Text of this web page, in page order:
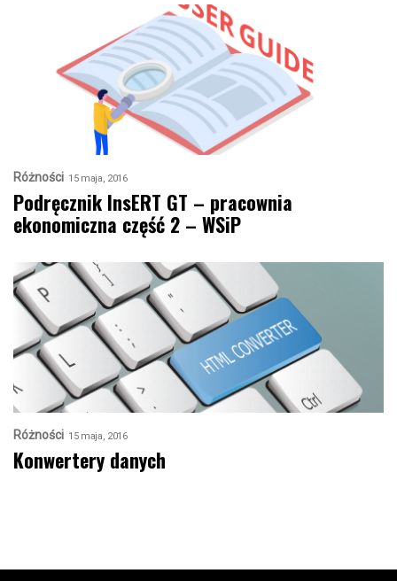
Różności 15 maja, 2016
Podręcznik InsERT GT – pracownia
ekonomiczna część 2 – WSiP
Różności 15 maja, 2016
Konwertery danych